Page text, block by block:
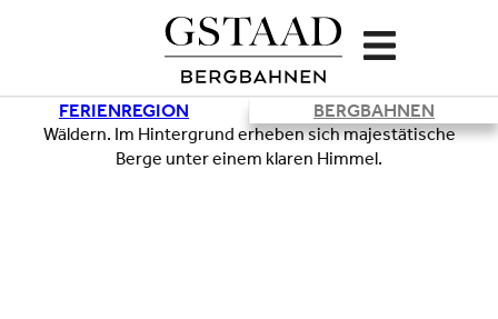
FERIENREGION BERGBAHNEN